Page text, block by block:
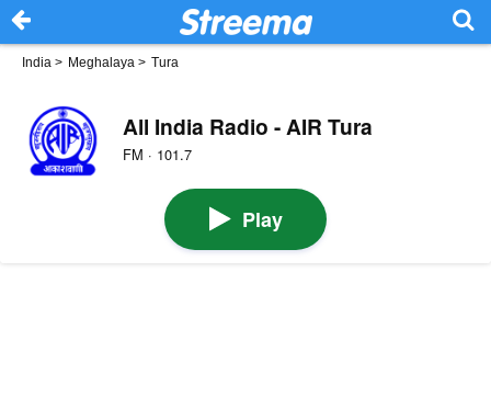
India > Meghalaya > Tura
All India Radio - AIR Tura
FM · 101.7
Play